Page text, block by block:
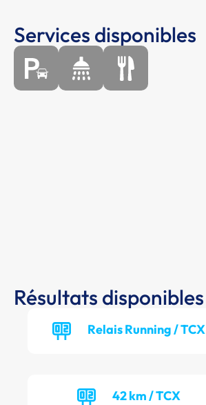
Services disponibles
Résultats disponibles
Relais Running / TCX
42 km / TCX